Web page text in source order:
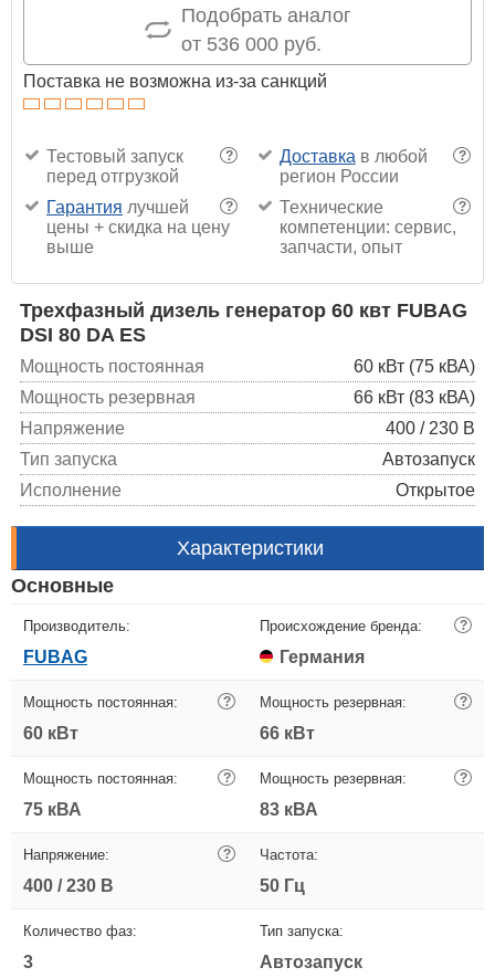
Подобрать аналог
от 536 000 руб.
Поставка не возможна из-за санкций
?
Тестовый запуск
перед отгрузкой
?
Доставка в любой
регион России
?
Гарантия лучшей
цены + скидка на цену
выше
?
Технические
компетенции: сервис,
запчасти, опыт
Трехфазный дизель генератор 60 квт FUBAG
DSI 80 DA ES
Мощность постоянная
60 кВт (75 кВА)
Мощность резервная
66 кВт (83 кВА)
Напряжение
400 / 230 В
Тип запуска
Автозапуск
Исполнение
Открытое
Характеристики
Основные
Производитель:
FUBAG
Происхождение бренда: ?
Германия
Мощность постоянная: ?
60 кВт
Мощность резервная: ?
66 кВт
Мощность постоянная: ?
75 кВА
Мощность резервная: ?
83 кВА
Напряжение: ?
400 / 230 В
Частота:
50 Гц
Количество фаз:
3
Тип запуска:
Автозапуск